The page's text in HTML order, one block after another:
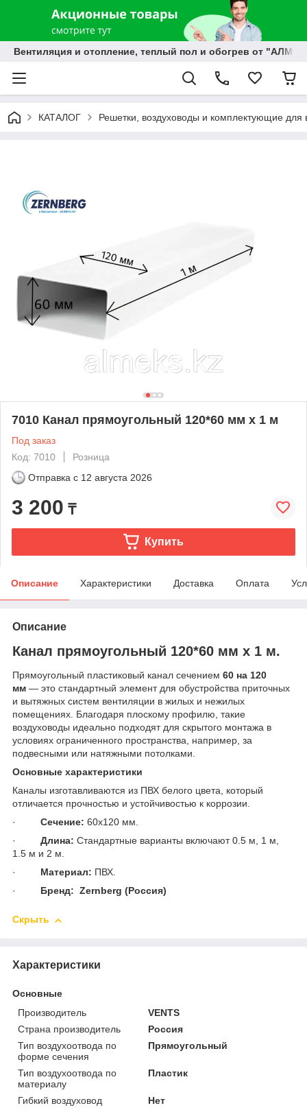
Вентиляция и отопление, теплый пол и обогрев от
КАТАЛОГ Решетки, воздуховоды и комплектующие для
7010 Канал прямоугольный 120*60 мм х 1 м
Под заказ
Код: 7010
Розница
Отправка с 12 августа 2026
3 200 ₸
Купить
Описание Характеристики Доставка Оплата
Описание
Канал прямоугольный 120*60 мм х 1 м.
Прямоугольный пластиковый канал сечением 60 на 120
мм — это стандартный элемент для обустройства приточных
и вытяжных систем вентиляции в жилых и нежилых
помещениях. Благодаря плоскому профилю, такие
воздуховоды идеально подходят для скрытого монтажа в
условиях ограниченного пространства, например, за
подвесными или натяжными потолками.
Основные характеристики
Каналы изготавливаются из ПВХ белого цвета, который
отличается прочностью и устойчивостью к коррозии.
· Сечение: 60х120 мм.
· Длина: Стандартные варианты включают 0.5 м, 1 м,
1.5 м и 2 м.
· Материал: ПВХ.
· Бренд: Zernberg (Россия)
Скрыть
Характеристики
Основные
Производитель
VENTS
Страна производитель
Россия
Тип воздухоотвода по
форме сечения
Прямоугольный
Тип воздухоотвода по
материалу
Пластик
Гибкий воздуховод
Нет